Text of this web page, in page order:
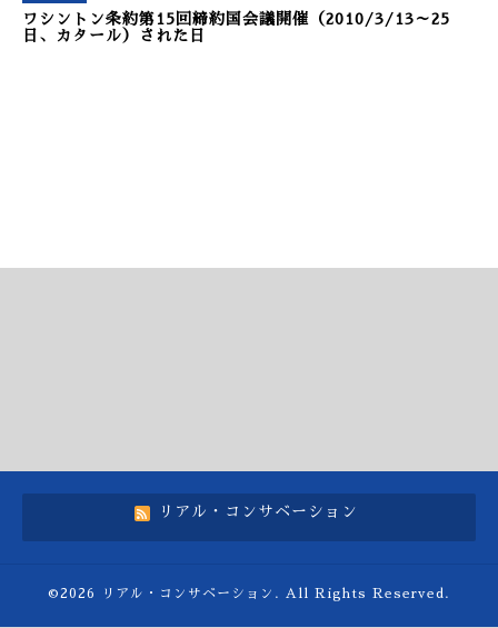
ワシントン条約第15回締約国会議開催（2010/3/13～25
日、カタール）された日
リアル・コンサベーション
©2026 リアル・コンサベーション . All Rights Reserved.